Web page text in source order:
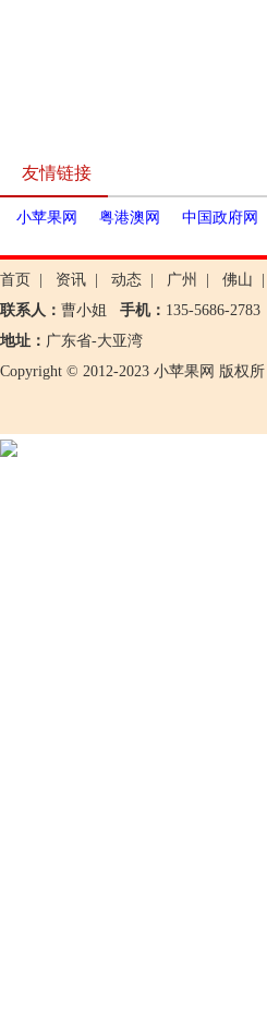
友情链接
小苹果网 粤港澳网 中国政府网
首页 资讯 动态 广州 佛山
联系人： 曹小姐 手机： 135-5686-2783
地址： 广东省-大亚湾
Copyright © 2012-2023 小苹果网 版权所